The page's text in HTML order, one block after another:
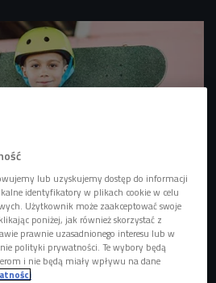
przygody z deskorolką to 5 lat.
na desce
lub uzyskujemy dostęp do informacji
identyfikatory w plikach cookie w celu
Użytkownik może zaakceptować swoje
poniżej, jak również skorzystać z
prawnie uzasadnionego interesu lub w
polityki prywatności. Te wybory będą
i nie będą miały wpływu na dane